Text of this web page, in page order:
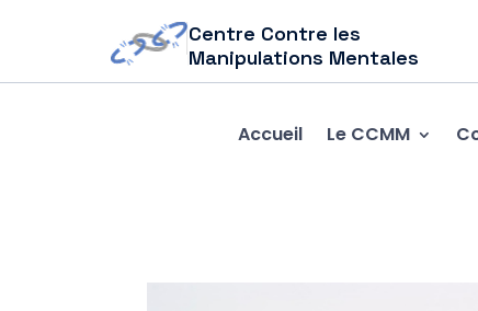
Centre Contre les
Manipulations Mentales
Accueil Le CCMM